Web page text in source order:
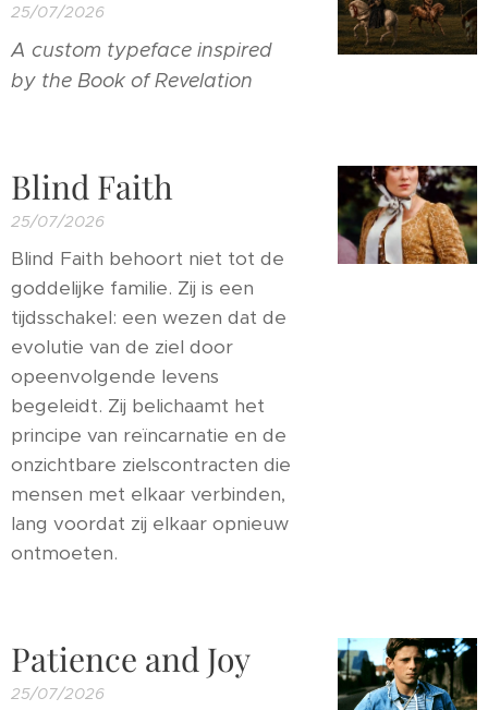
25/07/2026
A custom typeface inspired
by the Book of Revelation
Blind Faith
25/07/2026
Blind Faith behoort niet tot de
goddelijke familie. Zij is een
tijdsschakel: een wezen dat de
evolutie van de ziel door
opeenvolgende levens
begeleidt. Zij belichaamt het
principe van reïncarnatie en de
onzichtbare zielscontracten die
mensen met elkaar verbinden,
lang voordat zij elkaar opnieuw
ontmoeten.
Patience and Joy
25/07/2026